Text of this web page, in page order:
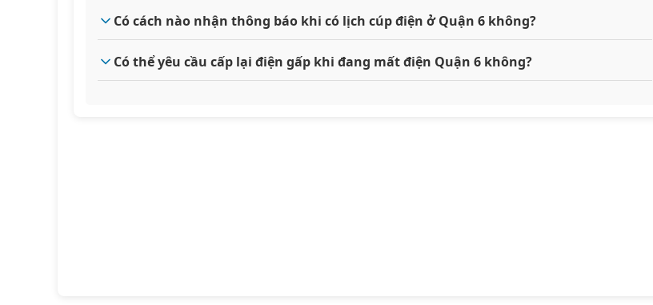
Có cách nào nhận thông báo khi có lịch cúp điện ở Quận 6 không?
Có thể yêu cầu cấp lại điện gấp khi đang mất điện Quận 6 không?